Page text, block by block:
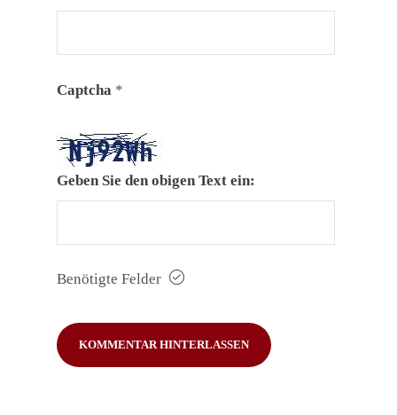
Captcha *
Geben Sie den obigen Text ein:
Benötigte Felder